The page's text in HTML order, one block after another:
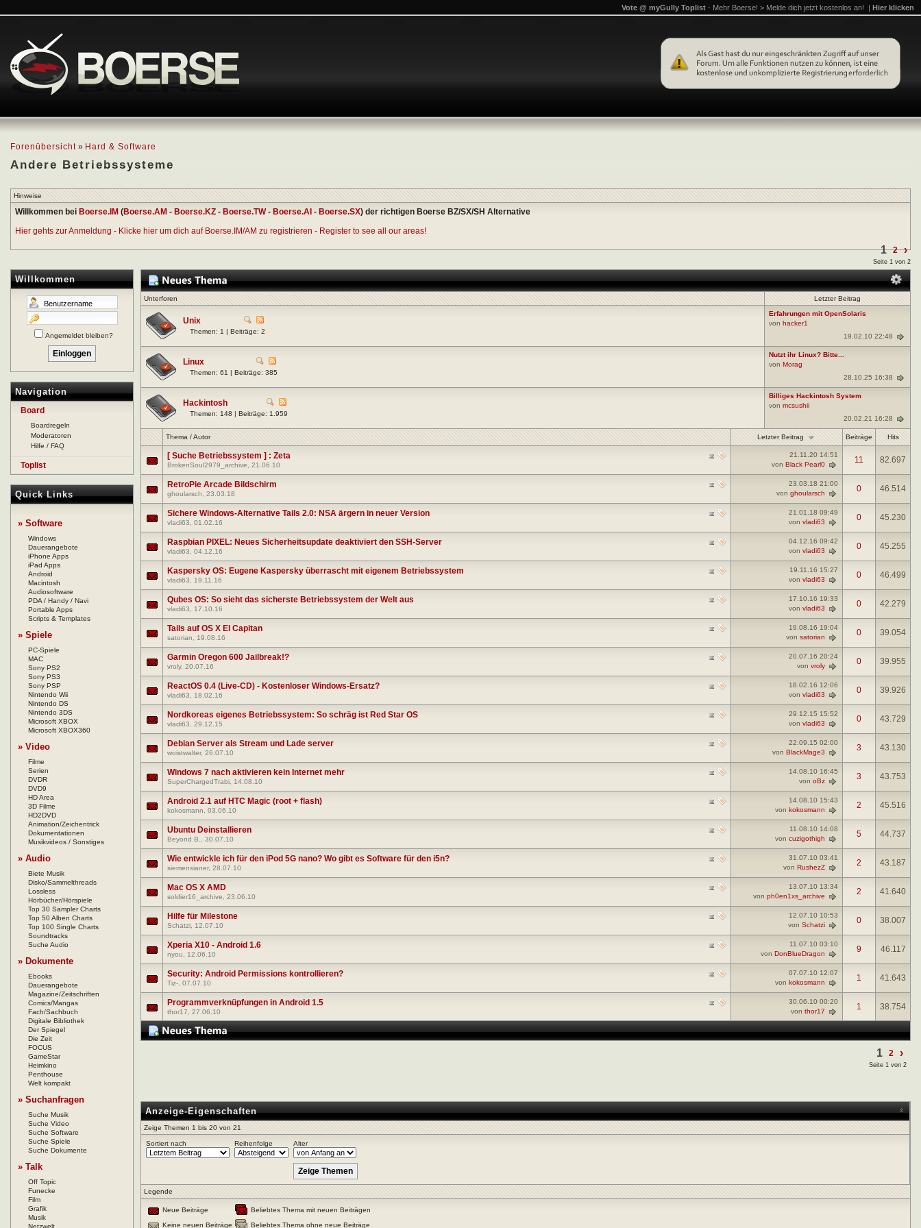
Forenübersicht » Hard & Software
Andere Betriebssysteme
Vote @ myGully Toplist - Mehr Boerse! > Melde dich jetzt kostenlos an! | Hier klicken
Hinweise
Willkommen bei Boerse.IM (Boerse.AM - Boerse.KZ - Boerse.TW- Boerse.AI - Boerse.SX) der richtigen Boerse BZ/SX/SH Alternative
Hier gehts zur Anmeldung - Klicke hier um dich auf Boerse.IM/AM zu registrieren - Register to see all our areas!
Willkommen
Angemeldet bleiben?
Navigation
Board
Boardregeln
Moderatoren
Hilfe / FAQ
Toplist
Quick Links
» Software
Windows
Dauerangebote
iPhone Apps
iPad Apps
Android
Macintosh
Audiosoftware
PDA / Handy / Navi
Portable Apps
Scripts & Templates
» Spiele
PC-Spiele
MAC
Sony PS2
Sony PS3
Sony PSP
Nintendo Wii
Nintendo DS
Nintendo 3DS
Microsoft XBOX
Microsoft XBOX360
» Video
Filme
Serien
DVDR
DVD9
HD Area
3D Filme
HD2DVD
Animation/Zeichentrick
Dokumentationen
Musikvideos / Sonstiges
» Audio
Biete Musik
Disko/Sammelthreads
Lossless
Hörbücher/Hörspiele
Top 30 Sampler Charts
Top 50 Alben Charts
Top 100 Single Charts
Soundtracks
Suche Audio
» Dokumente
Ebooks
Dauerangebote
Magazine/Zeitschriften
Comics/Mangas
Fach/Sachbuch
Digitale Bibliothek
Der Spiegel
Die Zeit
FOCUS
GameStar
Heimkino
Penthouse
Welt kompakt
» Suchanfragen
Suche Musik
Suche Video
Suche Software
Suche Spiele
Suche Dokumente
» Talk
Off Topic
Funecke
Film
Grafik
Musik
1 2 ›
Seite 1 von 2
Unterforen Letzter Beitrag
Unix
Themen: 1 | Beiträge: 2
Erfahrungen mit OpenSolaris
von hacker1
19.02.10 22:48
Linux
Themen: 61 | Beiträge: 385
Nutzt ihr Linux? Bitte...
von Morag
28.10.25 16:38
Hackintosh
Themen: 148 | Beiträge: 1.959
Billiges Hackintosh System
von mcsushii
20.02.21 16:28
Thema/Autor Letzter Beitrag Beiträge Hits
[ Suche Betriebssystem ] : Zeta
BrokenSoul2979_archive, 21.06.10
21.11.20 14:51
von Black Pearl0 11 82.697
RetroPie Arcade Bildschirm
ghoularsch, 23.03.18
23.03.18 21:00
von ghoularsch 0 46.514
Sichere Windows-Alternative Tails 2.0: NSA ärgern in neuer Version
vladi63, 01.02.16
21.01.18 09:49
von vladi63 0 45.230
Raspbian PIXEL: Neues Sicherheitsupdate deaktiviert den SSH-Server
vladi63, 04.12.16
04.12.16 09:42
von vladi63 0 45.255
Kaspersky OS: Eugene Kaspersky überrascht mit eigenem Betriebssystem
vladi63, 19.11.16
19.11.16 15:27
von vladi63 0 46.499
Qubes OS: So sieht das sicherste Betriebssystem der Welt aus
vladi63, 17.10.16
17.10.16 19:33
von vladi63 0 42.279
Tails auf OS X El Capitan
satorian, 19.08.16
19.08.16 19:04
von satorian 0 39.054
Garmin Oregon 600 Jailbreak!?
vroly, 20.07.16
20.07.16 20:24
von vroly 0 39.955
ReactOS 0.4 (Live-CD) - Kostenloser Windows-Ersatz?
vladi63, 18.02.16
18.02.16 12:06
von vladi63 0 39.926
Nordkoreas eigenes Betriebssystem: So schräg ist Red Star OS
vladi63, 29.12.15
29.12.15 15:52
von vladi63 0 43.729
Debian Server als Stream und Lade server
woistwalter, 26.07.10
22.09.15 02:00
von BlackMage3 3 43.130
Windows 7 nach aktivieren kein Internet mehr
SuperChargedTrabi, 14.08.10
14.08.10 16:45
von oBz 3 43.753
Android 2.1 auf HTC Magic (root + flash)
kokosmann, 03.06.10
14.08.10 15:43
von kokosmann 2 45.516
Ubuntu Deinstallieren
Beyond B., 30.07.10
11.08.10 14:08
von cuzigothigh 5 44.737
Wie entwickle ich für den iPod 5G nano? Wo gibt es Software für den i5n?
siemensianer, 28.07.10
31.07.10 03:41
von RushezZ 2 43.187
Mac OS X AMD
soldier16_archive, 23.06.10
13.07.10 13:34
von ph0en1xs_archive 2 41.640
Hilfe für Milestone
Schatzi, 12.07.10
12.07.10 10:53
von Schatzi 0 38.007
Xperia X10 - Android 1.6
nyou, 12.06.10
11.07.10 03:10
von DonBlueDragon 9 46.117
Security: Android Permissions kontrollieren?
Tiz-, 07.07.10
07.07.10 12:07
von kokosmann 1 41.643
Programmverknüpfungen in Android 1.5
thor17, 27.06.10
30.06.10 00:20
von thor17 1 38.754
1 2 ›
Seite 1 von 2
Anzeige-Eigenschaften
Zeige Themen 1 bis 20 von 21
Sortiert nach Reihenfolge Alter
Legende
Neue Beiträge
Beliebtes Thema mit neuen Beiträgen
Keine neuen Beiträge
Beliebtes Thema ohne neue Beiträge